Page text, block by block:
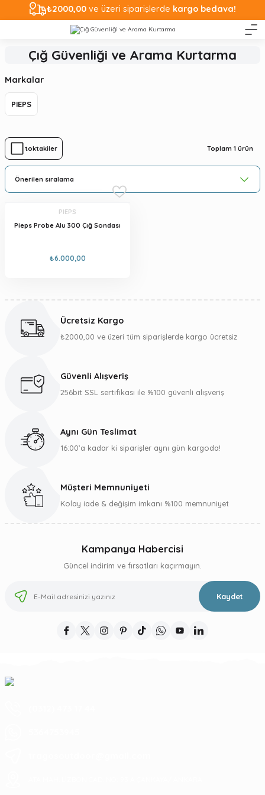
₺2000,00 ve üzeri siparişlerde kargo bedava!
Çığ Güvenliği ve Arama Kurtarma
Markalar
PIEPS
Stoktakiler Toplam 1 ürün
PIEPS
Pieps Probe Alu 300 Çığ Sondası
₺6.000,00
Ücretsiz Kargo
₺2000,00 ve üzeri tüm siparişlerde kargo ücretsiz
Güvenli Alışveriş
256bit SSL sertifikası ile %100 güvenli alışveriş
Aynı Gün Teslimat
16:00’a kadar ki siparişler aynı gün kargoda!
Müşteri Memnuniyeti
Kolay iade & değişim imkanı %100 memnuniyet
Kampanya Habercisi
Güncel indirim ve fırsatları kaçırmayın.
Kaydet